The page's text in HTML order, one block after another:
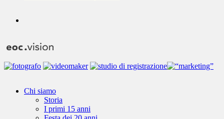
Close
Chi siamo
Storia
I primi 15 anni